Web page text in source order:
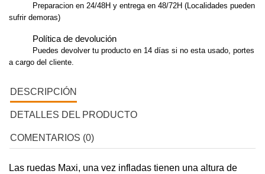
Preparacion en 24/48H y entrega en 48/72H (Localidades pueden
sufrir demoras)
Política de devolución
Puedes devolver tu producto en 14 días si no esta usado, portes
a cargo del cliente.
DESCRIPCIÓN
DETALLES DEL PRODUCTO
COMENTARIOS (0)
Las ruedas Maxi, una vez infladas tienen una altura de